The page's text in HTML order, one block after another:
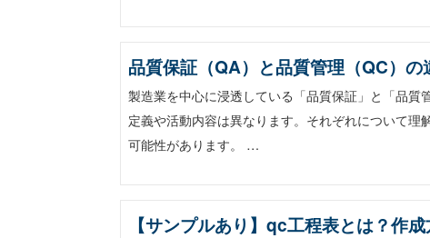
品質保証（QA）と品質管理（QC）
製造業を中心に浸透している「品質保証」と「品
定義や活動内容は異なります。それぞれについて
可能性があります。 …
【サンプルあり】qc工程表とは？作